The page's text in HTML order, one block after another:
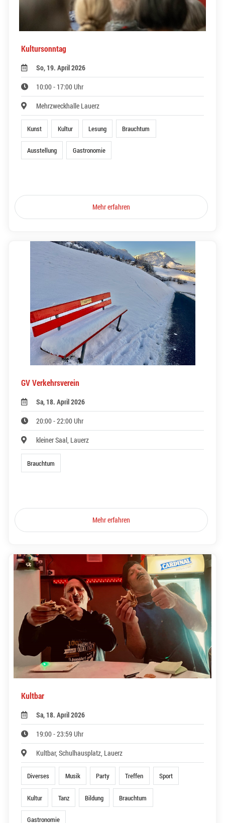
Kultursonntag
So, 19. April 2026
10:00 - 17:00 Uhr
Mehrzweckhalle Lauerz
Kunst Kultur Lesung Brauchtum
Ausstellung Gastronomie
Mehr erfahren
GV Verkehrsverein
Sa, 18. April 2026
20:00 - 22:00 Uhr
kleiner Saal, Lauerz
Brauchtum
Mehr erfahren
Kultbar
Sa, 18. April 2026
19:00 - 23:59 Uhr
Kultbar, Schulhausplatz, Lauerz
Diverses Musik Party Treffen Sport
Kultur Tanz Bildung Brauchtum
Gastronomie